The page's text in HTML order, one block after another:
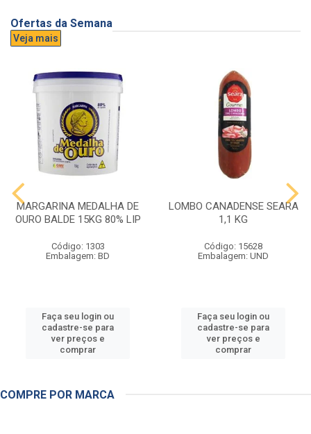
Ofertas da Semana
Veja mais
MARGARINA MEDALHA DE
OURO BALDE 15KG 80% LIP
Código: 1303
Embalagem: BD
Faça seu login ou
cadastre-se para
ver preços e
comprar
LOMBO CANADENSE SEARA
1,1 KG
Código: 15628
Embalagem: UND
Faça seu login ou
cadastre-se para
ver preços e
comprar
COMPRE POR MARCA